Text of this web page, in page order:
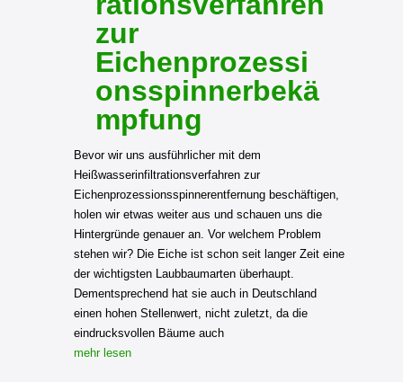
zur
Eichenprozessi
onsspinnerbekä
mpfung
Bevor wir uns ausführlicher mit dem
Heißwasserinfiltrationsverfahren zur
Eichenprozessionsspinnerentfernung beschäftigen,
holen wir etwas weiter aus und schauen uns die
Hintergründe genauer an. Vor welchem Problem
stehen wir? Die Eiche ist schon seit langer Zeit eine
der wichtigsten Laubbaumarten überhaupt.
Dementsprechend hat sie auch in Deutschland
einen hohen Stellenwert, nicht zuletzt, da die
eindrucksvollen Bäume auch
mehr lesen